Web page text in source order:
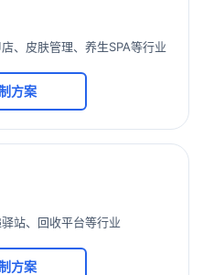
、皮肤管理、养生SPA等行业
方案
站、回收平台等行业
方案